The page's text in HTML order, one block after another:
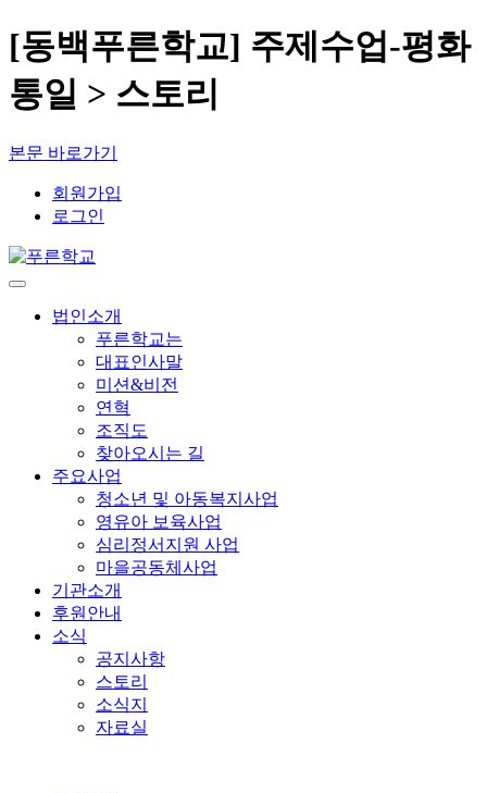
[동백푸른학교] 주제수업-평화
통일 > 스토리
본문 바로가기
회원가입
로그인
법인소개
푸른학교는
대표인사말
미션&비전
연혁
조직도
찾아오시는 길
주요사업
청소년 및 아동복지사업
영유아 보육사업
심리정서지원 사업
마을공동체사업
기관소개
후원안내
소식
공지사항
스토리
소식지
자료실